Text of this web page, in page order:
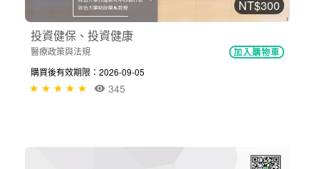
NT$300
投資健保、投資健康
醫療政策與法規 加入購物車
購買後有效期限：2026-09-05
345